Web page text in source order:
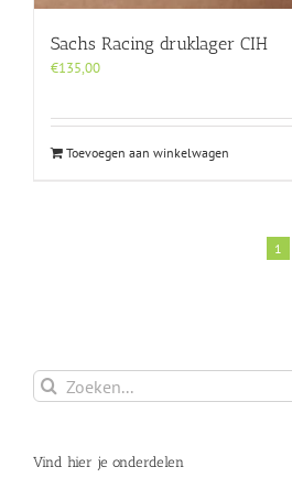
Sachs Racing druklager CIH
€135,00
Toevoegen aan winkelwagen
1
Zoeken
naar:
Vind hier je onderdelen